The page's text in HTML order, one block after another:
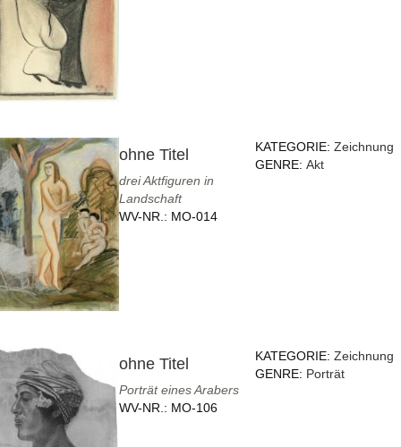
ohne Titel
drei Aktfiguren in
Landschaft
WV-NR.: MO-014
KATEGORIE:Zeichnung
GENRE:Akt
ohne Titel
Porträt eines Arabers
WV-NR.: MO-106
KATEGORIE:Zeichnung
GENRE: Porträt